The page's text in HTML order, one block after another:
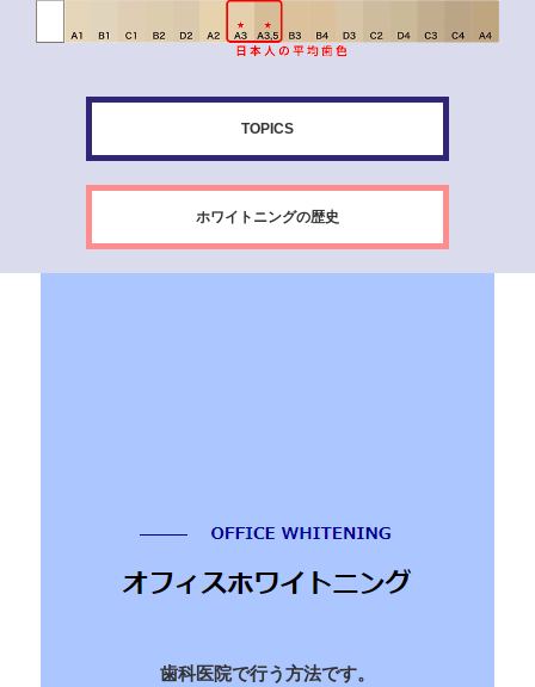
TOPICS
ホワイトニングの歴史
歯科医院で行う方法です。